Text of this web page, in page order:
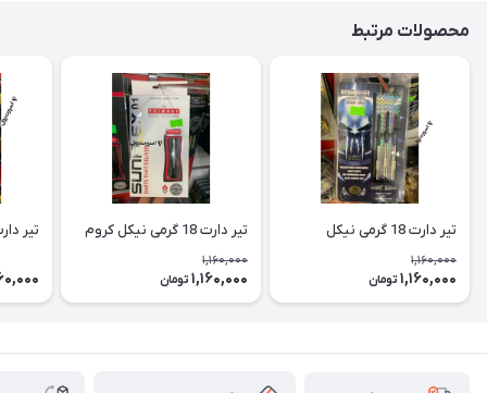
محصولات مرتبط
تیر دارت 18 گرمی نیکل
1,160,000
1,160,000 تومان
تیر دارت 18 گرمی نیکل کروم
1,160,000
1,160,000 تومان
تیر دارت 18